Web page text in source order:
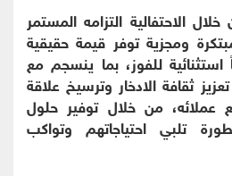
الاحتفالية التزامه المستمر
ومجزية توفر قيمة حقيقية
للفوز، بما ينسجم مع
ثقافة الادخار وترسيخ علاقة
عملائه، من خلال توفير حلول
تلبي احتياجاتهم وتواكب